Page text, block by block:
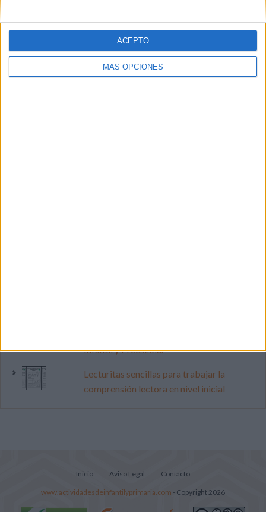
MÁS OPCIONES
ACEPTO
PINTEREST
Infantil y Preescolar
Lecturitas sencillas para trabajar la
comprensión lectora en nivel inicial
Inicio Aviso Legal Contacto
www.actividadesdeinfantilyprimaria.com - Copyright 2026